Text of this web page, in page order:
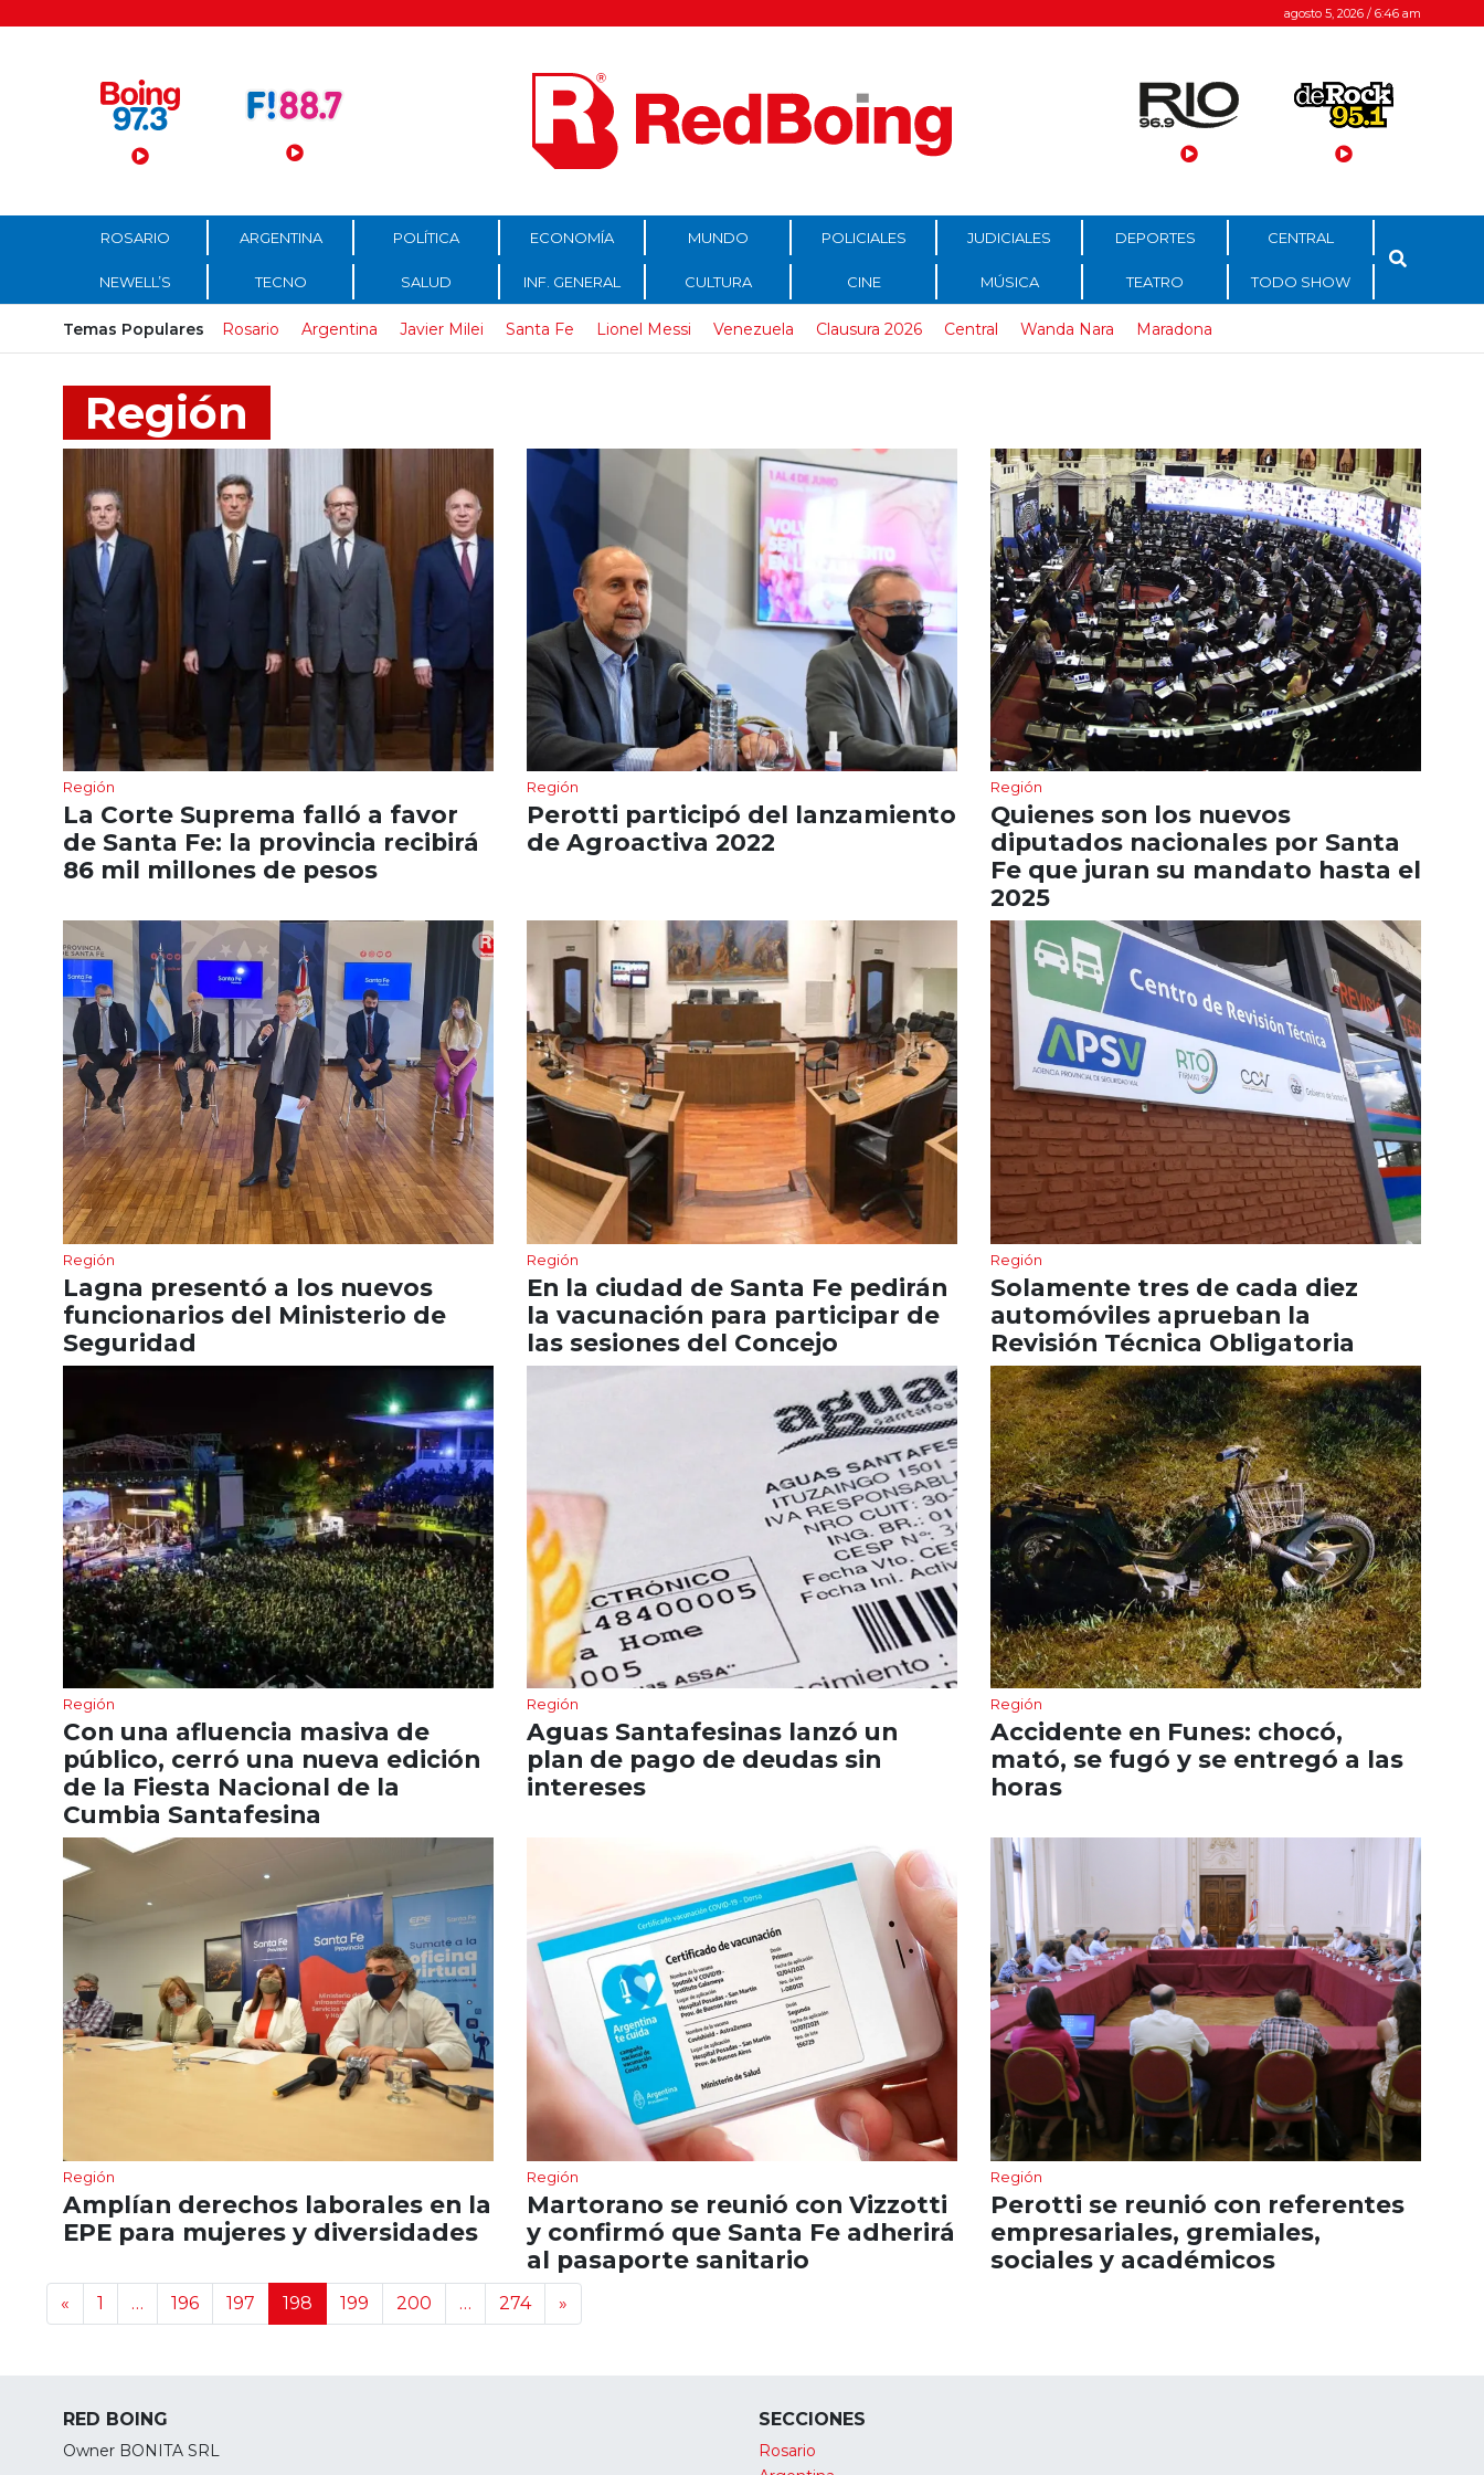
Menú Principal agosto 5, 2026 / 6:46 am
ROSARIO ARGENTINA POLÍTICA ECONOMÍA MUNDO POLICIALES JUDICIALES DEPORTES CENTRAL
NEWELL’S TECNO SALUD INF. GENERAL CULTURA CINE MÚSICA TEATRO TODO SHOW
Temas Populares Rosario Argentina Javier Milei Santa Fe Lionel Messi Venezuela Clausura 2026 Central Wanda Nara Maradona
Región
Región
La Corte Suprema falló a favor
de Santa Fe: la provincia recibirá
86 mil millones de pesos
Región
Perotti participó del lanzamiento
de Agroactiva 2022
Región
Quienes son los nuevos
diputados nacionales por Santa
Fe que juran su mandato hasta el
2025
Región
Lagna presentó a los nuevos
funcionarios del Ministerio de
Seguridad
Región
En la ciudad de Santa Fe pedirán
la vacunación para participar de
las sesiones del Concejo
Región
Solamente tres de cada diez
automóviles aprueban la
Revisión Técnica Obligatoria
Región
Con una afluencia masiva de
público, cerró una nueva edición
de la Fiesta Nacional de la
Cumbia Santafesina
Región
Aguas Santafesinas lanzó un
plan de pago de deudas sin
intereses
Región
Accidente en Funes: chocó,
mató, se fugó y se entregó a las
horas
Región
Amplían derechos laborales en la
EPE para mujeres y diversidades
Región
Martorano se reunió con Vizzotti
y confirmó que Santa Fe adherirá
al pasaporte sanitario
Región
Perotti se reunió con referentes
empresariales, gremiales,
sociales y académicos
Navegación de noticias
« 1 … 196 197 198 199 200 … 274 »
RED BOING
Owner BONITA SRL
SECCIONES
Rosario